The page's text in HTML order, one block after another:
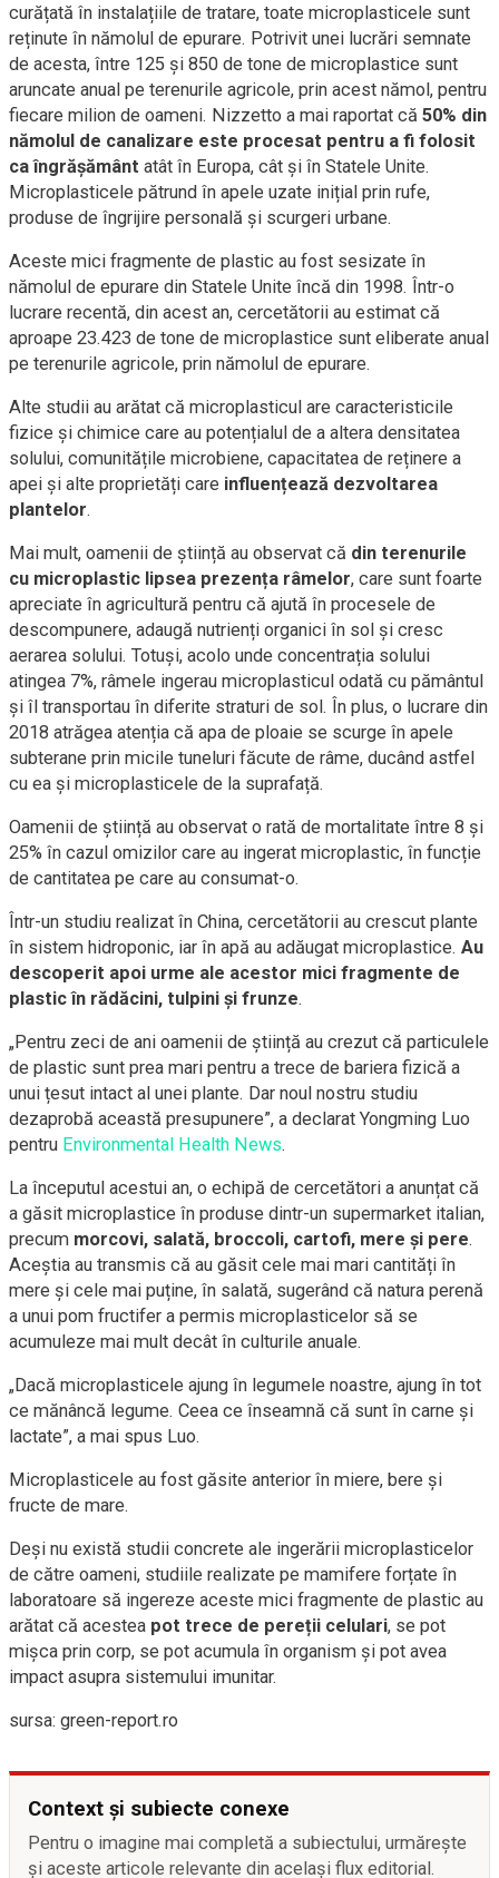
curățată în instalațiile de tratare, toate microplasticele sunt
reținute în nămolul de epurare. Potrivit unei lucrări semnate
de acesta, între 125 și 850 de tone de microplastice sunt
aruncate anual pe terenurile agricole, prin acest nămol, pentru
fiecare milion de oameni. Nizzetto a mai raportat că 50% din
nămolul de canalizare este procesat pentru a fi folosit
ca îngrășământ atât în Europa, cât și în Statele Unite.
Microplasticele pătrund în apele uzate inițial prin rufe,
produse de îngrijire personală și scurgeri urbane.
Aceste mici fragmente de plastic au fost sesizate în
nămolul de epurare din Statele Unite încă din 1998. Într-o
lucrare recentă, din acest an, cercetătorii au estimat că
aproape 23.423 de tone de microplastice sunt eliberate anual
pe terenurile agricole, prin nămolul de epurare.
Alte studii au arătat că microplasticul are caracteristicile
fizice și chimice care au potențialul de a altera densitatea
solului, comunitățile microbiene, capacitatea de reținere a
apei și alte proprietăți care influențează dezvoltarea
plantelor.
Mai mult, oamenii de știință au observat că din terenurile
cu microplastic lipsea prezența râmelor, care sunt foarte
apreciate în agricultură pentru că ajută în procesele de
descompunere, adaugă nutrienți organici în sol și cresc
aerarea solului. Totuși, acolo unde concentrația solului
atingea 7%, râmele ingerau microplasticul odată cu pământul
și îl transportau în diferite straturi de sol. În plus, o lucrare din
2018 atrăgea atenția că apa de ploaie se scurge în apele
subterane prin micile tuneluri făcute de râme, ducând astfel
cu ea și microplasticele de la suprafață.
Oamenii de știință au observat o rată de mortalitate între 8 și
25% în cazul omizilor care au ingerat microplastic, în funcție
de cantitatea pe care au consumat-o.
Într-un studiu realizat în China, cercetătorii au crescut plante
în sistem hidroponic, iar în apă au adăugat microplastice. Au
descoperit apoi urme ale acestor mici fragmente de
plastic în rădăcini, tulpini și frunze.
„Pentru zeci de ani oamenii de știință au crezut că particulele
de plastic sunt prea mari pentru a trece de bariera fizică a
unui țesut intact al unei plante. Dar noul nostru studiu
dezaprobă această presupunere”, a declarat Yongming Luo
pentru Environmental Health News.
La începutul acestui an, o echipă de cercetători a anunțat că
a găsit microplastice în produse dintr-un supermarket italian,
precum morcovi, salată, broccoli, cartofi, mere și pere.
Aceștia au transmis că au găsit cele mai mari cantități în
mere și cele mai puține, în salată, sugerând că natura perenă
a unui pom fructifer a permis microplasticelor să se
acumuleze mai mult decât în culturile anuale.
„Dacă microplasticele ajung în legumele noastre, ajung în tot
ce mănâncă legume. Ceea ce înseamnă că sunt în carne și
lactate”, a mai spus Luo.
Microplasticele au fost găsite anterior în miere, bere și
fructe de mare.
Deși nu există studii concrete ale ingerării microplasticelor
de către oameni, studiile realizate pe mamifere forțate în
laboratoare să ingereze aceste mici fragmente de plastic au
arătat că acestea pot trece de pereții celulari, se pot
mișca prin corp, se pot acumula în organism și pot avea
impact asupra sistemului imunitar.
sursa: green-report.ro
Context și subiecte conexe
Pentru o imagine mai completă a subiectului, urmărește
și aceste articole relevante din același flux editorial.